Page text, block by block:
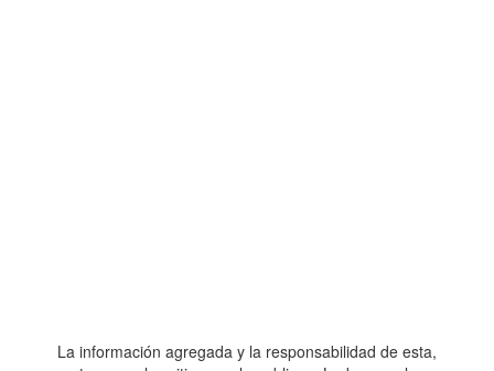
La información agregada y la responsabilidad de esta,